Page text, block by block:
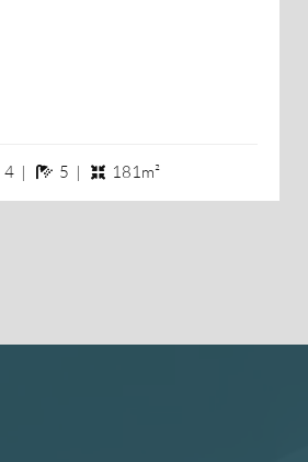
suítes
4 | 5 banheiros
5 | 181m²